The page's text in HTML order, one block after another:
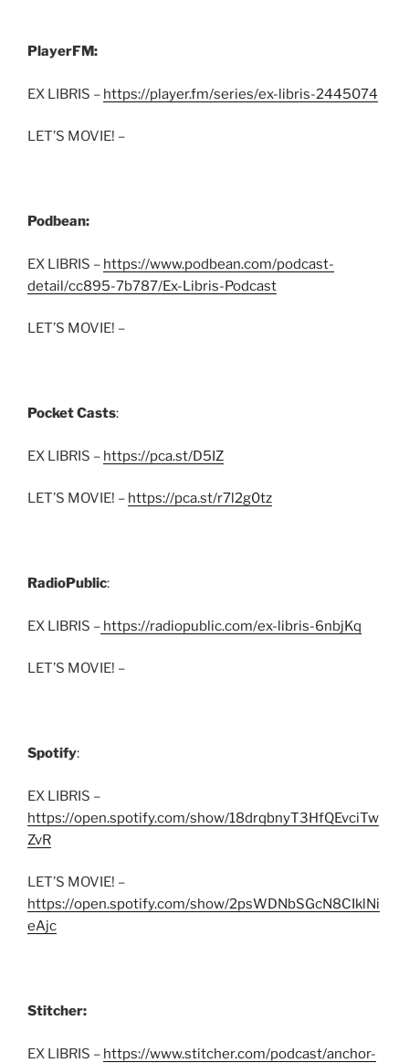
PlayerFM:
EX LIBRIS – https://player.fm/series/ex-libris-2445074
LET’S MOVIE! –
Podbean:
EX LIBRIS – https://www.podbean.com/podcast-
detail/cc895-7b787/Ex-Libris-Podcast
LET’S MOVIE! –
Pocket Casts:
EX LIBRIS – https://pca.st/D5IZ
LET’S MOVIE! – https://pca.st/r7l2g0tz
RadioPublic:
EX LIBRIS – https://radiopublic.com/ex-libris-6nbjKq
LET’S MOVIE! –
Spotify:
EX LIBRIS –
https://open.spotify.com/show/18drqbnyT3HfQEvciTw
ZvR
LET’S MOVIE! –
https://open.spotify.com/show/2psWDNbSGcN8CIklNi
eAjc
Stitcher:
EX LIBRIS – https://www.stitcher.com/podcast/anchor-